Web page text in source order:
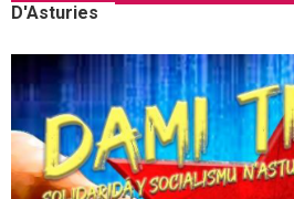
D'Asturies